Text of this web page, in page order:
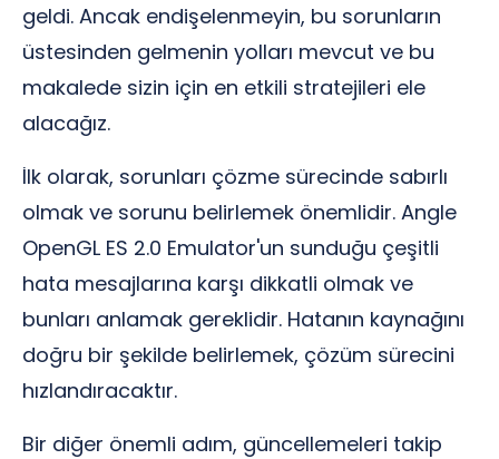
geldi. Ancak endişelenmeyin, bu sorunların
üstesinden gelmenin yolları mevcut ve bu
makalede sizin için en etkili stratejileri ele
alacağız.
İlk olarak, sorunları çözme sürecinde sabırlı
olmak ve sorunu belirlemek önemlidir. Angle
OpenGL ES 2.0 Emulator'un sunduğu çeşitli
hata mesajlarına karşı dikkatli olmak ve
bunları anlamak gereklidir. Hatanın kaynağını
doğru bir şekilde belirlemek, çözüm sürecini
hızlandıracaktır.
Bir diğer önemli adım, güncellemeleri takip